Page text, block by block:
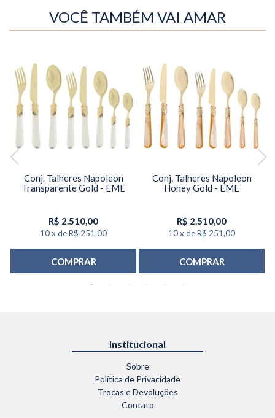
VOCÊ TAMBÉM VAI AMAR
Conj. Talheres Napoleon
Transparente Gold - EME
R$ 2.510,00
10x deR$ 251,00
COMPRAR
Conj. Talheres Napoleon
Honey Gold - EME
R$ 2.510,00
10x deR$ 251,00
COMPRAR
Institucional
Sobre
Política de Privacidade
Trocas e Devoluções
Contato